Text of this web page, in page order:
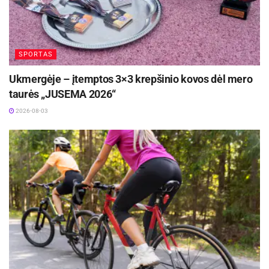
Aktualios naujienos
Kauno rajone, Čekiškėje vyks 2028 metų Europos
ir pasaulio greičio automodelių čempionatas
Rugpjūčio 11-ąją Utenoje vyks nacionalinės
Tomo Masiulio auklėtiniai įjungė aukštesnę
pavarą ir ėmė dominuoti (97:80), kol kitoje
aikštės pusėje po 4 pražangas jau turėjo Malikas
Johnsonas, Lukas Uleckas, Š.Beniušis ir
M.Lewisas. Laiko dar buvo, bet D.Sleva pelnė
šimtąjį žalgiriečių tašką ir intriga į rungtynes
nebegrįžo.
SPORTAS
Ukmergėje – įtemptos 3×3 krepšinio kovos dėl mero
taurės „JUSEMA 2026“
2026-08-03